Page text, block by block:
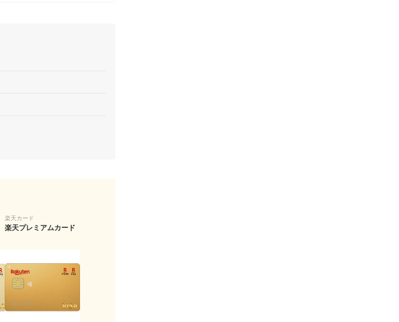
楽天カード
楽天プレミアムカード